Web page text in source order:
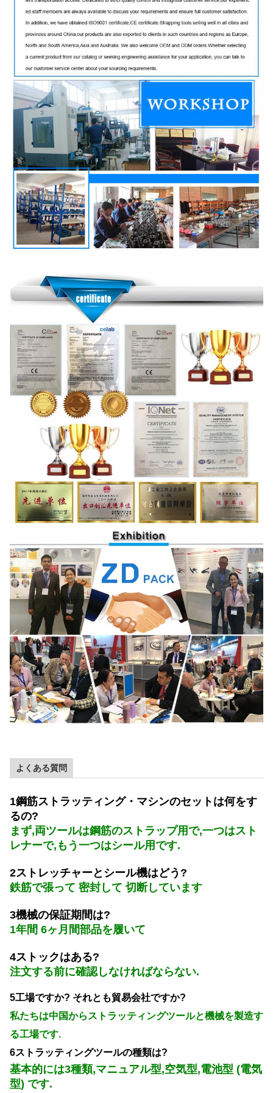
よくある質問
1鋼筋ストラッティング・マシンのセットは何をす
るの?
まず,両ツールは鋼筋のストラップ用で,一つはスト
レナーで,もう一つはシール用です.
2ストレッチャーとシール機はどう?
鉄筋で張って 密封して 切断しています
3機械の保証期間は?
1年間 6ヶ月間部品を履いて
4ストックはある?
注文する前に確認しなければならない.
5工場ですか? それとも貿易会社ですか?
私たちは中国からストラッティングツールと機械を製造す
る工場です.
6ストラッティングツールの種類は?
基本的には3種類,マニュアル型,空気型,電池型 (電気
型) です.